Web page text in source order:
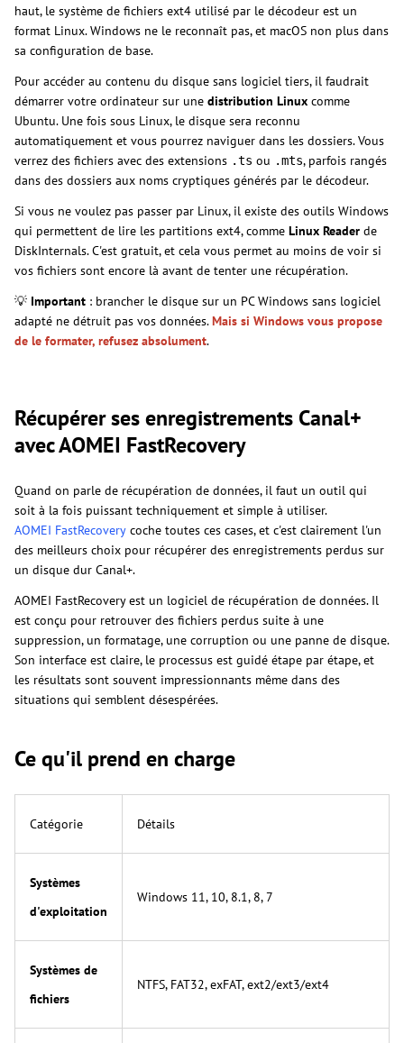
haut, le système de fichiers ext4 utilisé par le décodeur est un
format Linux. Windows ne le reconnaît pas, et macOS non plus dans
sa configuration de base.
Pour accéder au contenu du disque sans logiciel tiers, il faudrait
démarrer votre ordinateur sur une distribution Linux comme
Ubuntu. Une fois sous Linux, le disque sera reconnu
automatiquement et vous pourrez naviguer dans les dossiers. Vous
verrez des fichiers avec des extensions .ts ou .mts, parfois rangés
dans des dossiers aux noms cryptiques générés par le décodeur.
Si vous ne voulez pas passer par Linux, il existe des outils Windows
qui permettent de lire les partitions ext4, comme Linux Reader de
DiskInternals. C'est gratuit, et cela vous permet au moins de voir si
vos fichiers sont encore là avant de tenter une récupération.
💡 Important : brancher le disque sur un PC Windows sans logiciel
adapté ne détruit pas vos données.Mais si Windows vous propose
de le formater, refusez absolument.
Récupérer ses enregistrements Canal+
avec AOMEI FastRecovery
Quand on parle de récupération de données, il faut un outil qui
soit à la fois puissant techniquement et simple à utiliser.
AOMEI FastRecovery coche toutes ces cases, et c'est clairement l'un
des meilleurs choix pour récupérer des enregistrements perdus sur
un disque dur Canal+.
AOMEI FastRecovery est un logiciel de récupération de données. Il
est conçu pour retrouver des fichiers perdus suite à une
suppression, un formatage, une corruption ou une panne de disque.
Son interface est claire, le processus est guidé étape par étape, et
les résultats sont souvent impressionnants même dans des
situations qui semblent désespérées.
Ce qu'il prend en charge
Catégorie Détails
Systèmes
d'exploitation
Windows 11, 10, 8.1, 8, 7
Systèmes de
fichiers
NTFS, FAT32, exFAT, ext2/ext3/ext4